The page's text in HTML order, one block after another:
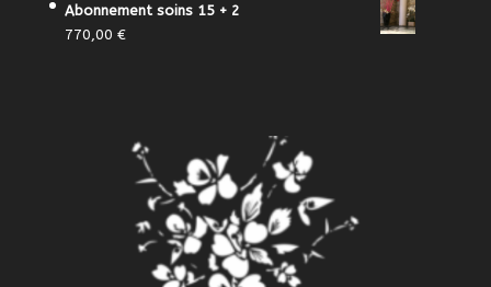
Abonnement soins 15 + 2
770,00 €